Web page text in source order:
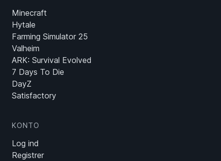
Minecraft
Hytale
Farming Simulator 25
Valheim
ARK: Survival Evolved
7 Days To Die
DayZ
Satisfactory
KONTO
Log ind
Registrer